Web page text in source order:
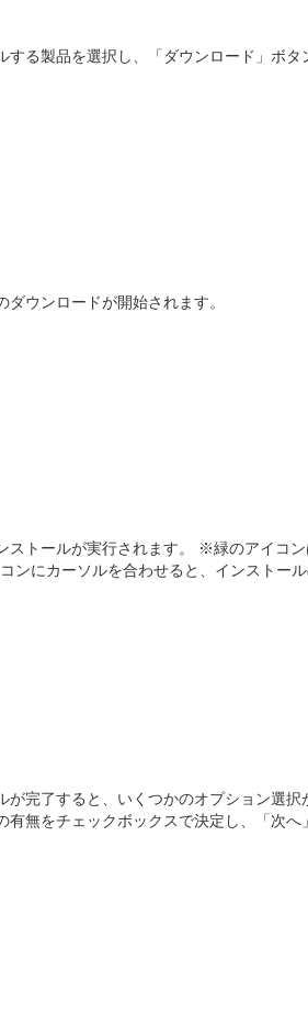
する製品を選択し、「ダウンロード」ボタ
ダウンロードが開始されます。
ストールが実行されます。 ※緑のアイコ
ンにカーソルを合わせると、インストール
が完了すると、いくつかのオプション選択
有無をチェックボックスで決定し、「次へ